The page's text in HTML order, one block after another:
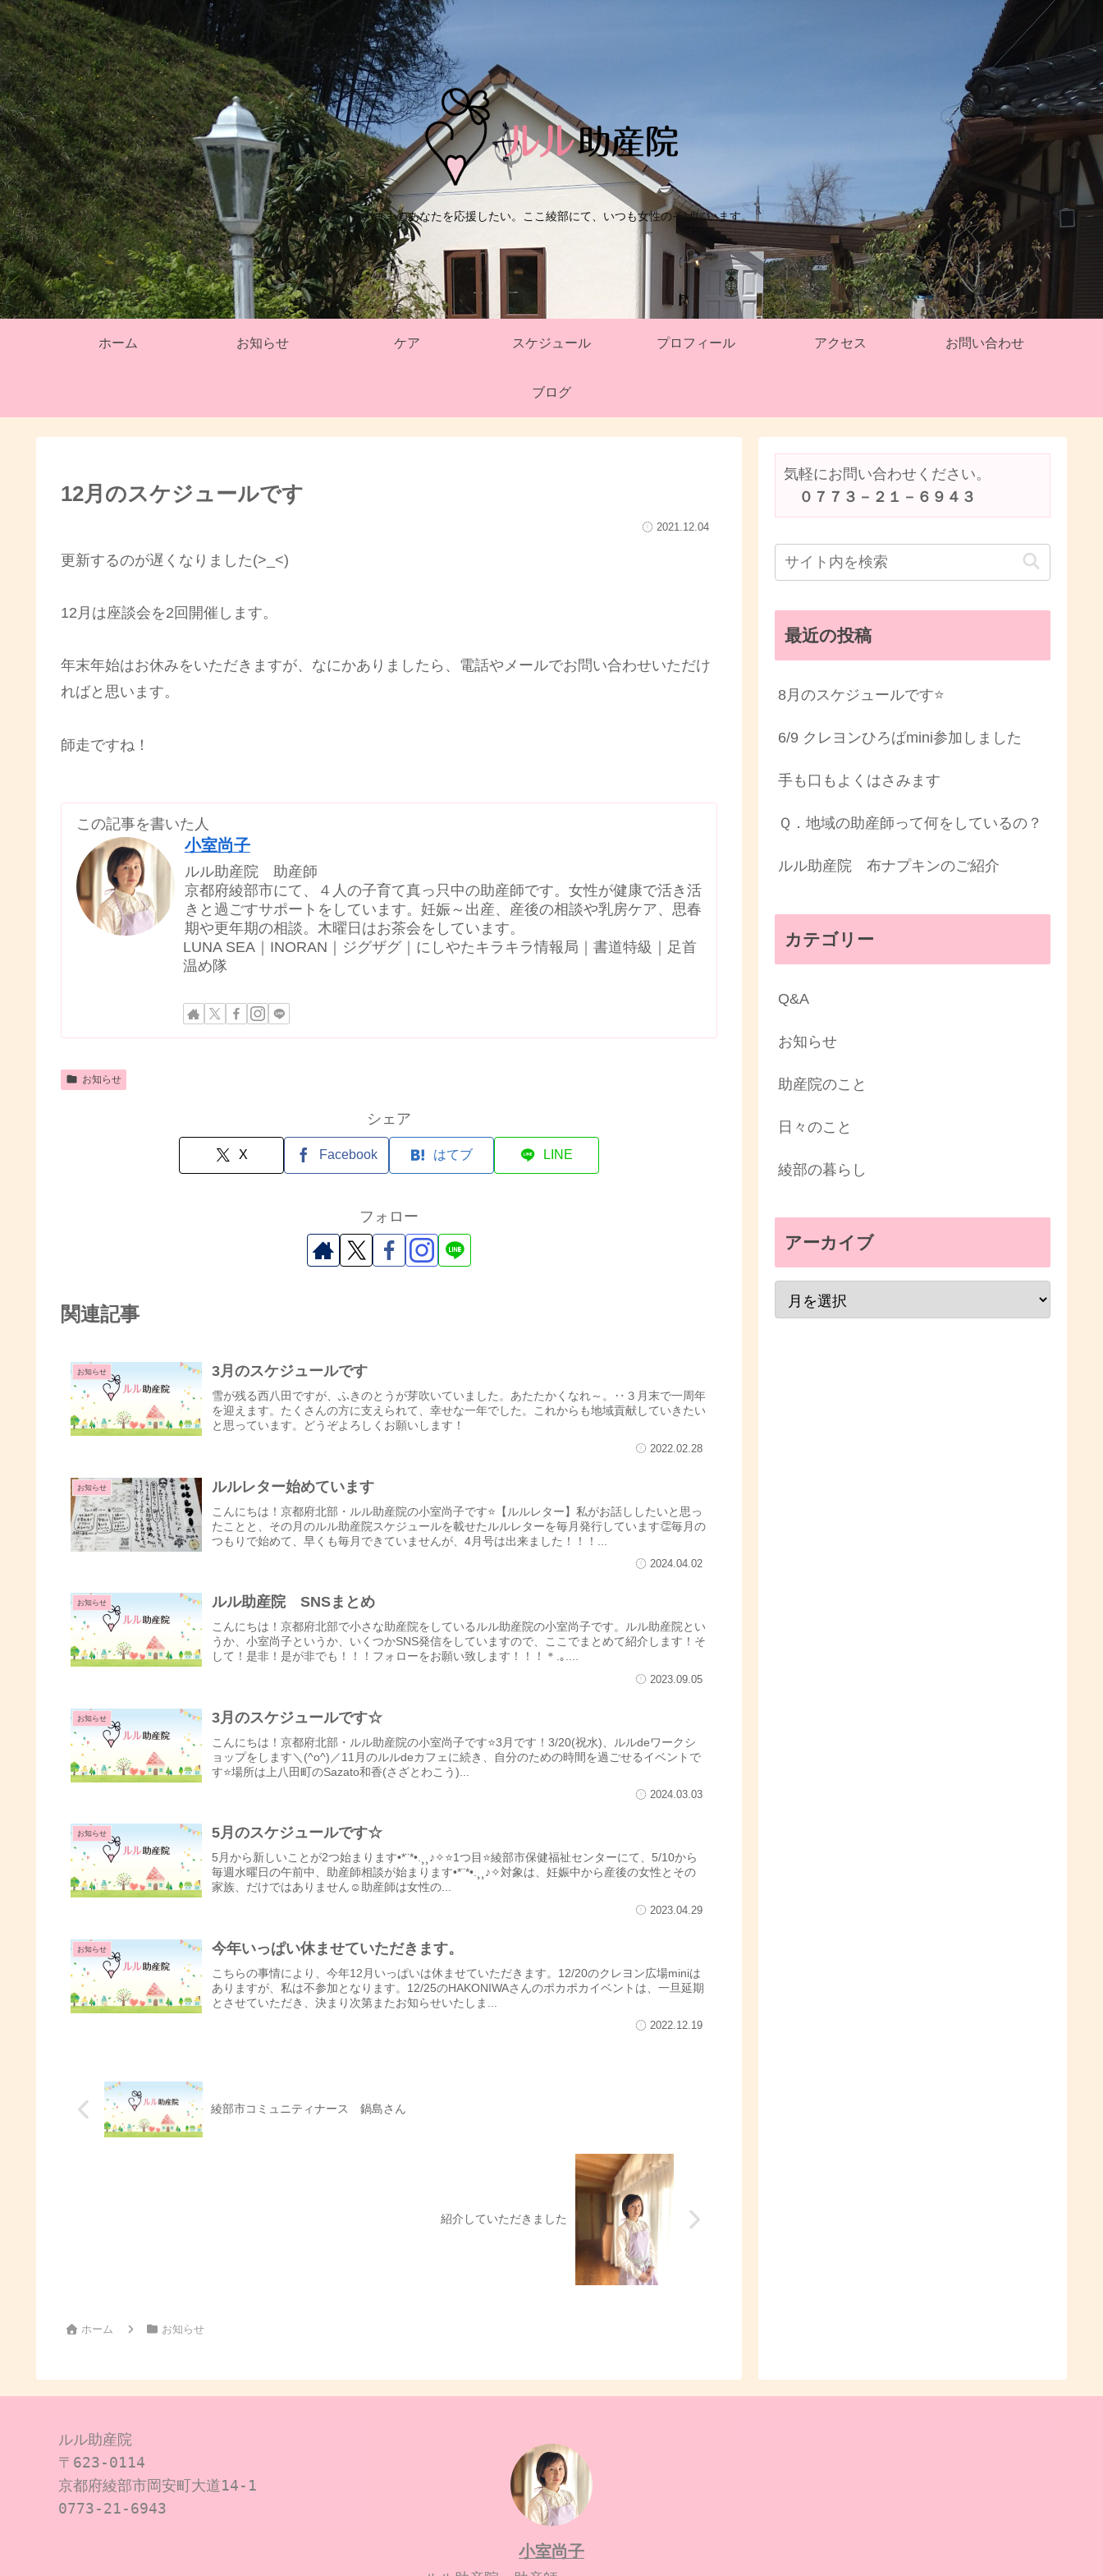
そのままのあなたを応援したい。ここ綾部にて、いつも女性のそばにいます。
ホーム お知らせ ケア スケジュール プロフィール アクセス お問い合わせ
ブログ
12月のスケジュールです
2021.12.04
更新するのが遅くなりました(>_<)
12月は座談会を2回開催します。
年末年始はお休みをいただきますが、なにかありましたら、電話やメールでお問い合わせいただけ
ればと思います。
師走ですね！
この記事を書いた人
小室尚子
ルル助産院 助産師
京都府綾部市にて、４人の子育て真っ只中の助産師です。女性が健康で活き活
きと過ごすサポートをしています。妊娠～出産、産後の相談や乳房ケア、思春
期や更年期の相談。木曜日はお茶会をしています。
LUNA SEA｜INORAN｜ジグザグ｜にしやたキラキラ情報局｜書道特級｜足首
温め隊
お知らせ
シェア
X Facebook はてブ LINE
フォロー
関連記事
お知らせ 3月のスケジュールです
雪が残る西八田ですが、ふきのとうが芽吹いていました。あたたかくなれ～。‥３月末で一周年
を迎えます。たくさんの方に支えられて、幸せな一年でした。これからも地域貢献していきたい
と思っています。どうぞよろしくお願いします！
2022.02.28
お知らせ ルルレター始めています
こんにちは！京都府北部・ルル助産院の小室尚子です⭐【ルルレター】私がお話ししたいと思っ
たことと、その月のルル助産院スケジュールを載せたルルレターを毎月発行しています👏毎月の
つもりで始めて、早くも毎月できていませんが、4月号は出来ました！！！...
2024.04.02
お知らせ ルル助産院 SNSまとめ
こんにちは！京都府北部で小さな助産院をしているルル助産院の小室尚子です。ルル助産院とい
うか、小室尚子というか、いくつかSNS発信をしていますので、ここでまとめて紹介します！そ
して！是非！是が非でも！！！フォローをお願い致します！！！＊.｡....
2023.09.05
お知らせ 3月のスケジュールです☆
こんにちは！京都府北部・ルル助産院の小室尚子です⭐3月です！3/20(祝水)、ルルdeワークシ
ョップをします＼(^o^)／11月のルルdeカフェに続き、自分のための時間を過ごせるイベントで
す⭐場所は上八田町のSazato和香(さざとわこう)...
2024.03.03
お知らせ 5月のスケジュールです☆
5月から新しいことが2つ始まります•*¨*•.¸¸♪✧⭐1つ目⭐綾部市保健福祉センターにて、5/10から
毎週水曜日の午前中、助産師相談が始まります•*¨*•.¸¸♪✧対象は、妊娠中から産後の女性とその
家族、だけではありません☺助産師は女性の...
2023.04.29
お知らせ 今年いっぱい休ませていただきます。
こちらの事情により、今年12月いっぱいは休ませていただきます。12/20のクレヨン広場miniは
ありますが、私は不参加となります。12/25のHAKONIWAさんのポカポカイベントは、一旦延期
とさせていただき、決まり次第またお知らせいたしま...
2022.12.19
綾部市コミュニティナース 鍋島さん
紹介していただきました
ホーム お知らせ
気軽にお問い合わせください。
０７７３－２１－６９４３
最近の投稿
8月のスケジュールです⭐
6/9 クレヨンひろばmini参加しました
手も口もよくはさみます
Ｑ．地域の助産師って何をしているの？
ルル助産院 布ナプキンのご紹介
カテゴリー
Q&A
お知らせ
助産院のこと
日々のこと
綾部の暮らし
アーカイブ
ルル助産院
〒623-0114
京都府綾部市岡安町大道14-1
0773-21-6943
小室尚子